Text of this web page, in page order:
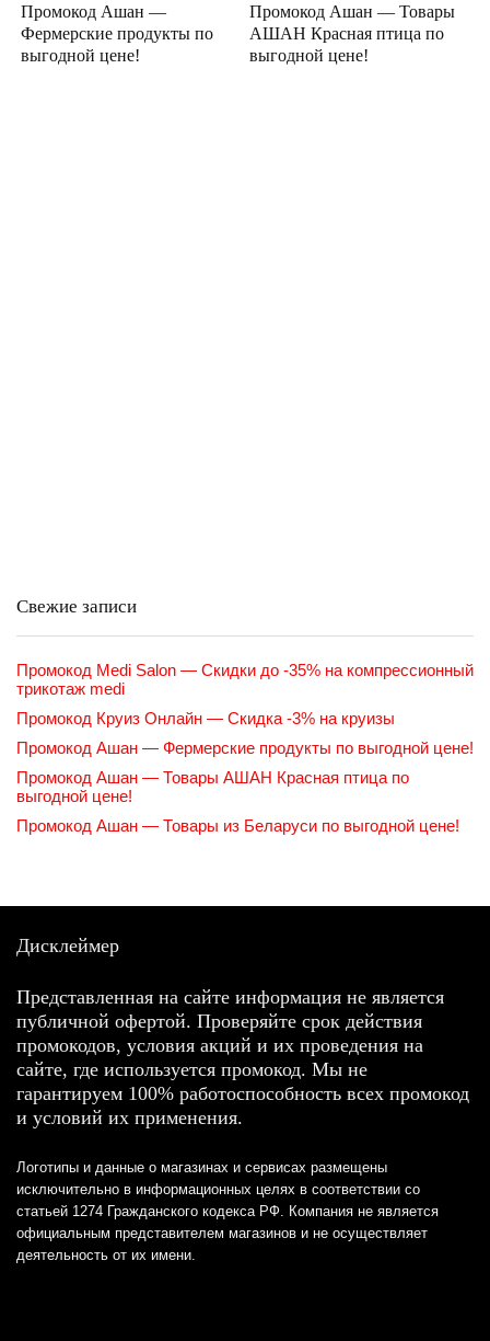
Промокод Ашан —
Фермерские продукты по
выгодной цене!
Промокод Ашан — Товары
АШАН Красная птица по
выгодной цене!
Свежие записи
Промокод Medi Salon — Скидки до -35% на компрессионный
трикотаж medi
Промокод Круиз Онлайн — Скидка -3% на круизы
Промокод Ашан — Фермерские продукты по выгодной цене!
Промокод Ашан — Товары АШАН Красная птица по
выгодной цене!
Промокод Ашан — Товары из Беларуси по выгодной цене!
Дисклеймер
Представленная на сайте информация не является
публичной офертой. Проверяйте срок действия
промокодов, условия акций и их проведения на
сайте, где используется промокод. Мы не
гарантируем 100% работоспособность всех промокод
и условий их применения.
Логотипы и данные о магазинах и сервисах размещены
исключительно в информационных целях в соответствии со
статьей 1274 Гражданского кодекса РФ. Компания не является
официальным представителем магазинов и не осуществляет
деятельность от их имени.